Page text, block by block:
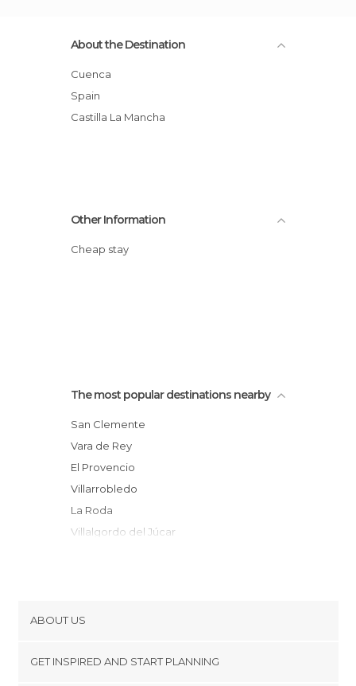
About the Destination
Cuenca
Spain
Castilla La Mancha
Other Information
Cheap stay
The most popular destinations nearby
San Clemente
Vara de Rey
El Provencio
Villarrobledo
La Roda
Villalgordo del Júcar
Alarcón
Villanueva de la Jara
ABOUT US
GET INSPIRED AND START PLANNING